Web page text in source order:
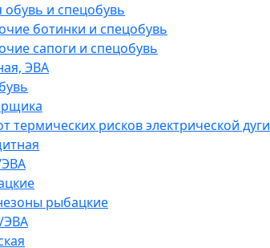
и спецобувь
ботинки и спецобувь
сапоги и спецобувь
ЭВА
термических рисков электрической дуги
рыбацкие
ЭВА